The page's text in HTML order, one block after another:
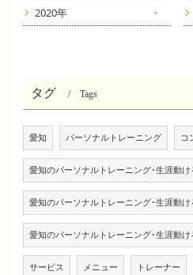
2020年
タグ Tags
愛知 パーソナルトレーニング コ
愛知のパーソナルトレーニング･生涯動
愛知のパーソナルトレーニング･生涯動
愛知のパーソナルトレーニング･生涯動
サービス メニュー トレーナー